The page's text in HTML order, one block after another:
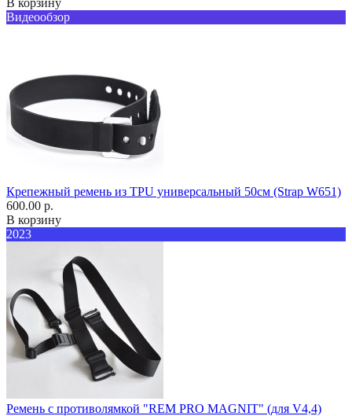
Видеообзор
Крепежный ремень из TPU универсальный 50см (Strap W651)
600.00 р.
В корзину
2023
Ремень с противолямкой "REM PRO MAGNIT" (для V4,4)